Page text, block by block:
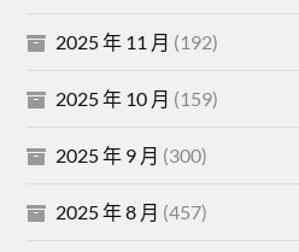
2025 年 11 月 (192)
2025 年 10 月 (159)
2025 年 9 月 (300)
2025 年 8 月 (457)